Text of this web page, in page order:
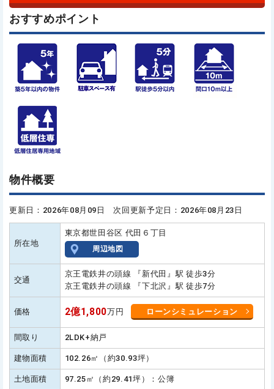
おすすめポイント
物件概要
更新日：2026年08月09日 次回更新予定日：2026年08月23日
所在地
東京都世田谷区 代田６丁目
周辺地図
交通
京王電鉄井の頭線 『新代田』駅 徒歩3分
京王電鉄井の頭線 『下北沢』駅 徒歩7分
価格 2億1,800万円 ローンシミュレーション
間取り 2LDK+納戸
建物面積 102.26㎡（約30.93坪）
土地面積 97.25㎡（約29.41坪）：公簿